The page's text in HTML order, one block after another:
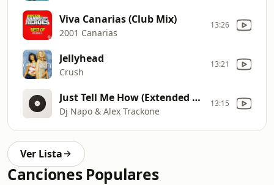
Viva Canarias (Club Mix)
2001 Canarias
13:26
Jellyhead
Crush
13:21
Just Tell Me How (Extended Version)
Dj Napo & Alex Trackone
13:15
Ver Lista
Canciones Populares